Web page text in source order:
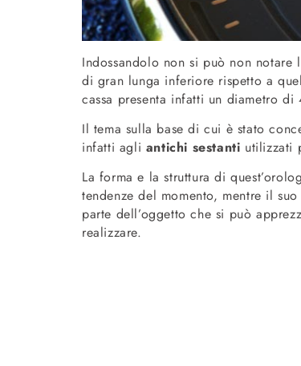
Indossandolo non si può non notare
di gran lunga inferiore rispetto a
cassa presenta infatti un diametro
Il tema sulla base di cui è stato
infatti agli antichi sestanti utilizzati
La forma e la struttura di
tendenze del momento, mentre il suo
parte dell’oggetto che si può
realizzare.